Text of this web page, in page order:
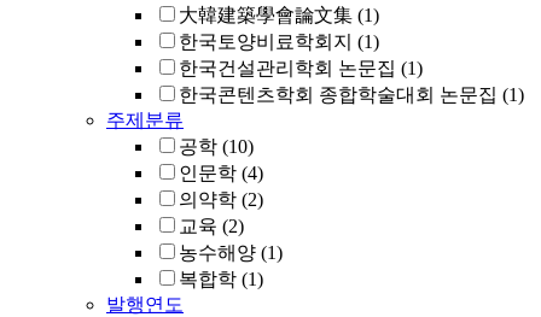
大韓建築學會論文集 (1)
한국토양비료학회지 (1)
한국건설관리학회 논문집 (1)
한국콘텐츠학회 종합학술대회 논문집 (1)
주제분류
공학 (10)
인문학 (4)
의약학 (2)
교육 (2)
농수해양 (1)
복합학 (1)
발행연도